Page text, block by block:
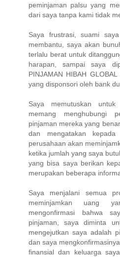
peminjaman palsu yang
dari saya tanpa kami tidak
Saya frustrasi, suami
membantu, saya akan
terlalu berat untuk
harapan, sampai saya
PINJAMAN HIBAH
yang disponsori oleh bank
Saya memutuskan
memang menghubungi
pinjaman mereka yang
dan mengatakan
perusahaan akan
ketika jumlah yang saya
yang bisa saya berikan
merupakan beberapa
Saya menjalani semua
meminjamkan uang
mengonfirmasi bahwa
pinjaman, saya diminta
mengejutkan saya adalah
dan saya
finansial dan keluarga